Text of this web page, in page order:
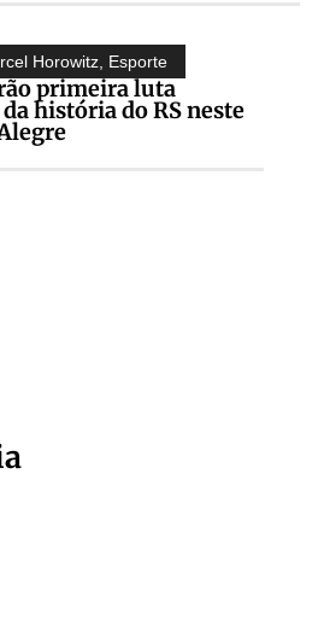
Horowitz Esporte
primeira luta
história do RS neste